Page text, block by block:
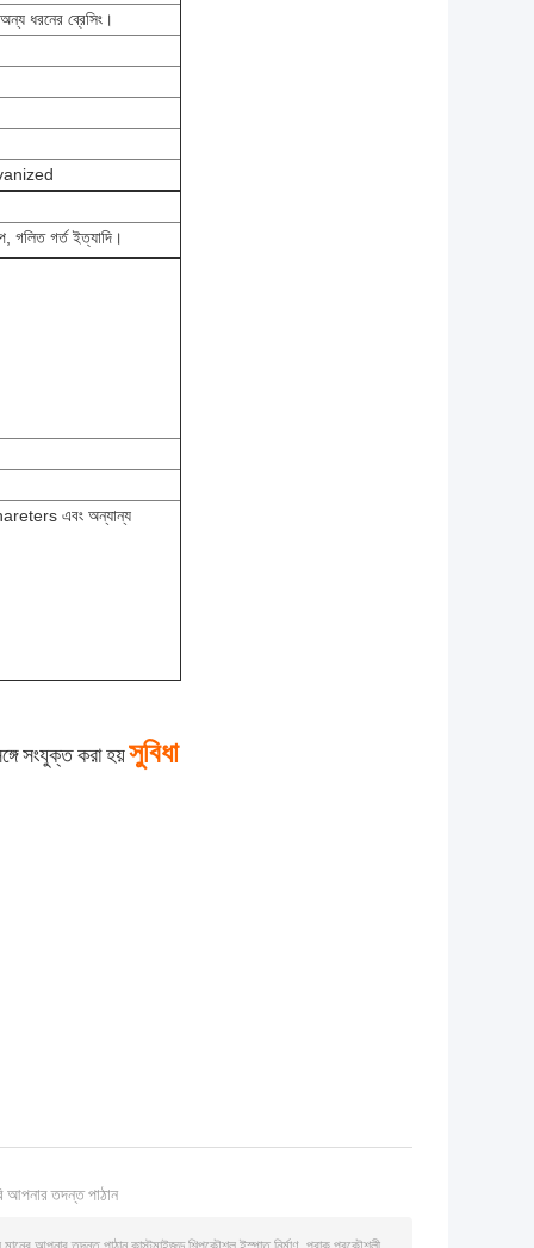
ধরনের ব্রেসিং।
গলিত গর্ত ইত্যাদি।
এবং অন্যান্য
সংযুক্ত করা হয়সুবিধা
আপনার তদন্ত পাঠান